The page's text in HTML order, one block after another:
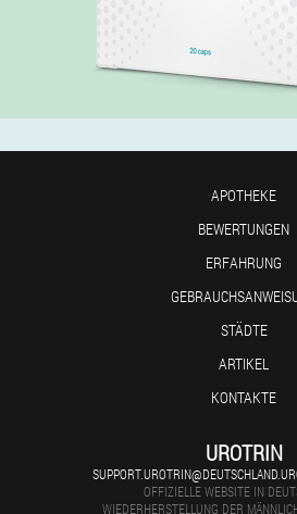
APOTHEKE
BEWERTUNGEN
ERFAHRUNG
STÄDTE
ARTIKEL
KONTAKTE
UROTRIN
OFFIZIELLE WEBSITE IN
WIEDERHERSTELLUNG DER